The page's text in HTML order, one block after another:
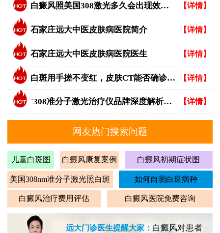
白癜风照美国308激光多久会出现效果？ 【详情】
石家庄远大中医皮肤病医院简介 【详情】
石家庄远大中医皮肤病医院医生 【详情】
白斑用手搓不变红，皮肤CT能否确诊白癜风？ 【详情】
`308准分子激光治疗仪品牌深度解析：专业视角下的优选指南` 【详情】
网友热门搜索问题
儿童白斑图 白癜风康复案例 白癜风初期症状图
美国308nm准分子激光照白斑 如何自测白斑病种
白癜风治疗费用评估 白癜风医院免费咨询
远大门诊医生提醒大家： 白癜风对患者